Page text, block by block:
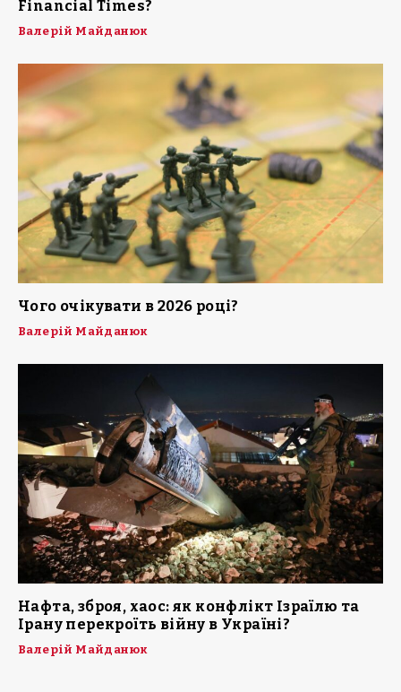
Financial Times?
Валерій Майданюк
Чого очікувати в 2026 році?
Валерій Майданюк
Нафта, зброя, хаос: як конфлікт Ізраїлю та
Ірану перекроїть війну в Україні?
Валерій Майданюк